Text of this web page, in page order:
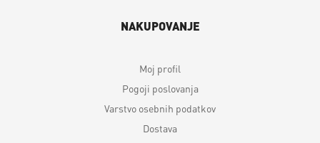
NAKUPOVANJE
Moj profil
Pogoji poslovanja
Varstvo osebnih podatkov
Dostava